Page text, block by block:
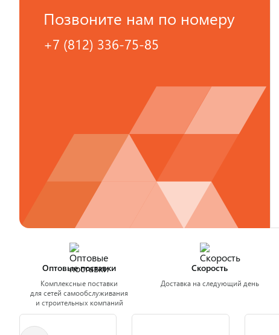
Позвоните нам по номеру
+7 (812) 336-75-85
Оптовые поставки
Комплексные поставки
для сетей самообслуживания
и строительных компаний
Скорость
Доставка на следующий день